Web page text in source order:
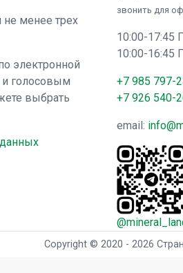
не менее трех
электронной
голосовым
выбрать
звонить для
10:00-17:45
10:00-16:45
+7 985 797-
+7 926 540-
email:
Copyright © 2020 - 2026